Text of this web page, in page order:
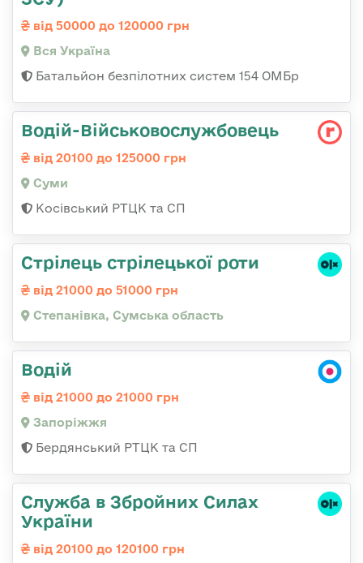
від 50000 до 120000 грн
Вся Україна
Батальйон безпілотних систем 154 ОМБр
Водій-Військовослужбовець
від 20100 до 125000 грн
Суми
Косівський РТЦК та СП
Стрілець стрілецької роти
від 21000 до 51000 грн
Степанівка, Сумська область
Водій
від 21000 до 21000 грн
Запоріжжя
Бердянський РТЦК та СП
Служба в Збройних Силах
України
від 20100 до 120100 грн